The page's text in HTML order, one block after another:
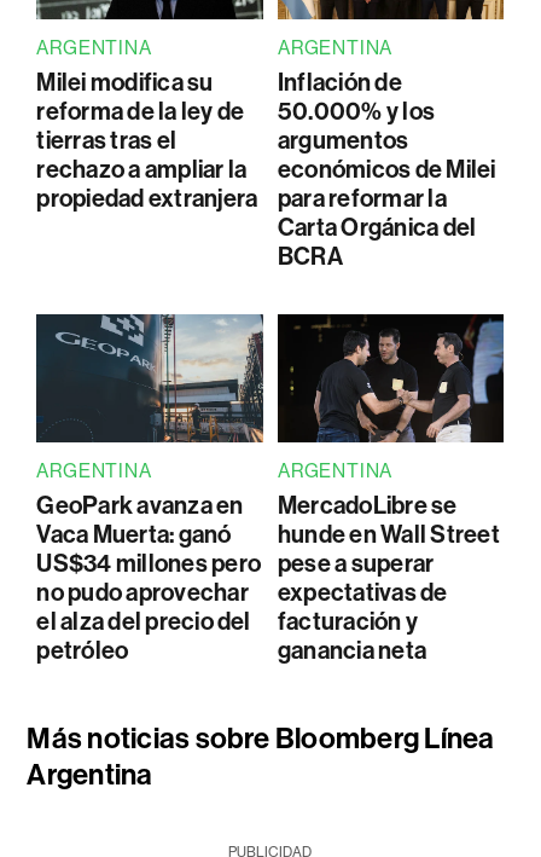
ARGENTINA
Milei modifica su
reforma de la ley de
tierras tras el
rechazo a ampliar la
propiedad extranjera
ARGENTINA
Inflación de
50.000% y los
argumentos
económicos de Milei
para reformar la
Carta Orgánica del
BCRA
ARGENTINA
GeoPark avanza en
Vaca Muerta: ganó
US$34 millones pero
no pudo aprovechar
el alza del precio del
petróleo
ARGENTINA
MercadoLibre se
hunde en Wall Street
pese a superar
expectativas de
facturación y
ganancia neta
Más noticias sobre Bloomberg Línea
Argentina
PUBLICIDAD